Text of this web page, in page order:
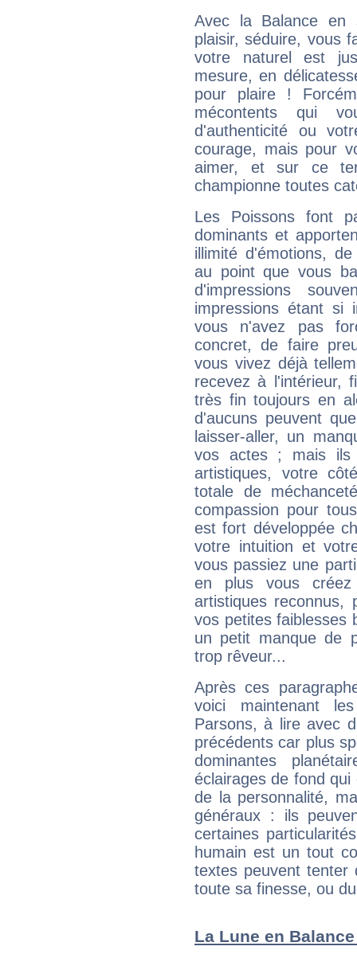
Avec la Balance en
plaisir, séduire, vous
votre naturel est
mesure, en
pour plaire !
mécontents qui
d'authenticité ou
courage, mais pour
aimer, et sur ce
championne toutes
Les Poissons font
dominants et
illimité d'émotions,
au point que vous
d'impressions
impressions étant si
vous n'avez pas
concret, de faire
vous vivez déjà
recevez à l'intérieur,
très fin toujours en
d'aucuns peuvent
laisser-aller, un
vos actes ; mais ils
artistiques, votre
totale de
compassion pour
est fort développée
votre intuition et
vous passiez une
en plus vous
artistiques reconnus,
vos petites faiblesses
un petit manque de
trop rêveur...
Après ces
voici maintenant
Parsons, à lire avec
précédents car plus
dominantes
éclairages de fond
de la personnalité,
généraux : ils
certaines
humain est un tout
textes peuvent tenter
toute sa finesse, ou
La Lune en